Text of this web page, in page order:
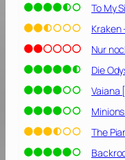
To My
Nur
Die
Vaiana
The